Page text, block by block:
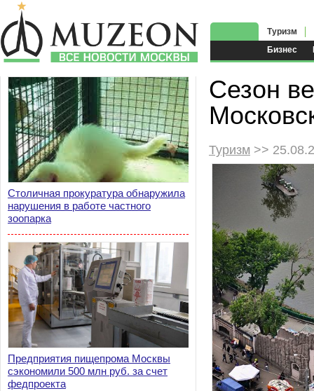
Бизнес
Туризм
Столичная прокуратура обнаружила
нарушения в работе частного
зоопарка
Предприятия пищепрома Москвы
сэкономили 500 млн руб. за счет
федпроекта
Сезон
Туризм >>